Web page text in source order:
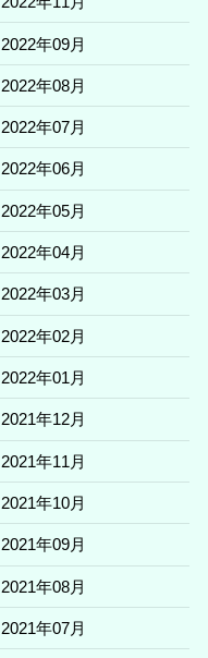
2022年09月
2022年08月
2022年07月
2022年06月
2022年05月
2022年04月
2022年03月
2022年02月
2022年01月
2021年12月
2021年11月
2021年10月
2021年09月
2021年08月
2021年07月